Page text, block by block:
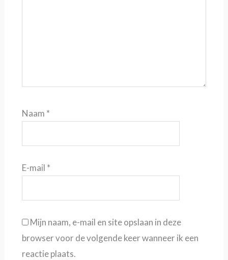
Naam *
E-mail *
Mijn naam, e-mail en site opslaan in deze
browser voor de volgende keer wanneer ik een
reactie plaats.